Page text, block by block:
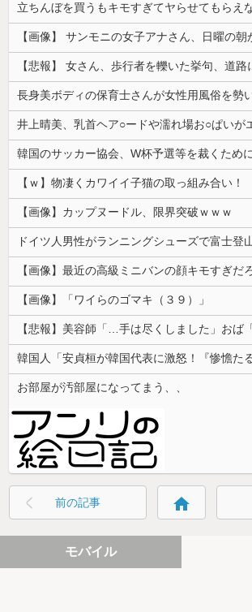
【ｗ】物凄くカワイイ子猫の取っ組み合い！
【画像】カップヌードル、限界突破ｗｗｗ
【画像】最近の高級ミニバンの顔キモすぎだ
【画像】「ワイらのゴマキ（３９）」
【悲報】美容師「…手は尽くしました」お
お部屋が汚部屋になってまう、、
前の記事 home
モバイル